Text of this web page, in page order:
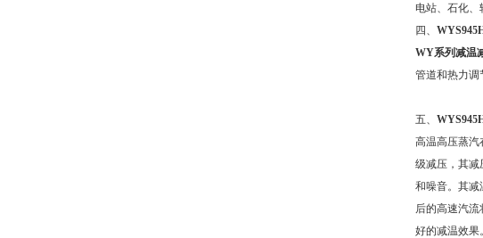
电站、石化、
四、
WY系列减温
管道和热力调
五、
高温高压蒸汽
级减压，其减
和噪音。其减
后的高速汽
好的减温效果